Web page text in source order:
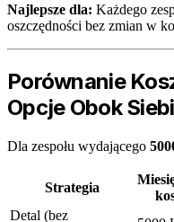
Najlepsze dla: Każdego
oszczędności bez zmian w
Porównanie
Opcje Obok
Dla zespołu wydającego
Strategia
Detal (bez